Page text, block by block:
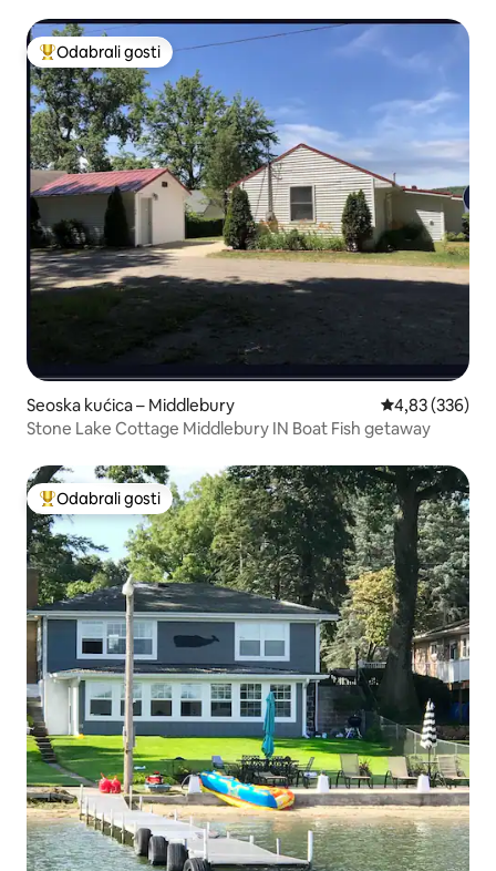
Među najviše rangiranima s oznakom „Odabrali gosti”
Odabrali gosti
Seoska kućica – Middlebury Prosječna
4,83 (336)
Stone Lake Cottage Middlebury IN Boat Fish getaway
Među najviše rangiranima s oznakom „Odabrali gosti”
Odabrali gosti